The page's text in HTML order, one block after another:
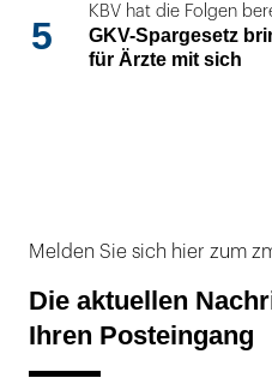
5
KBV hat die Folgen
GKV-Spargesetz
für Ärzte mit sich
Melden Sie sich hier zum
Die aktuellen
Ihren Posteingang